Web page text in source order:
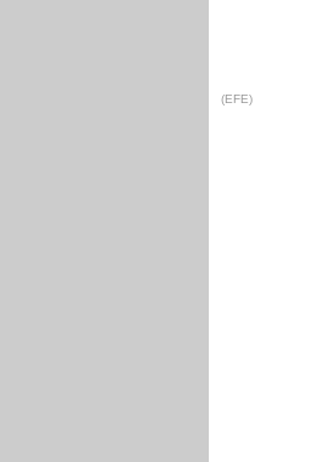
(EFE)